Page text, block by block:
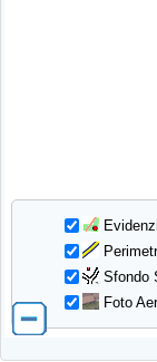
Sfondo
Foto